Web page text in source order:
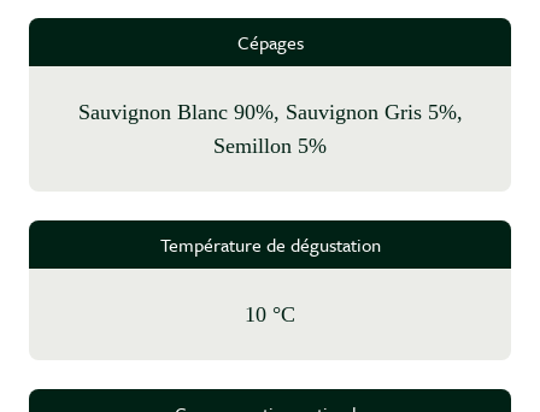
Cépages
Sauvignon Blanc 90%, Sauvignon Gris 5%,
Semillon 5%
Température de dégustation
10 °C